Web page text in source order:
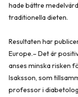
hade bättre
traditionella dieten.
Resultaten har
Europe.– Det är
anses minska risken
Isaksson, som
professor i